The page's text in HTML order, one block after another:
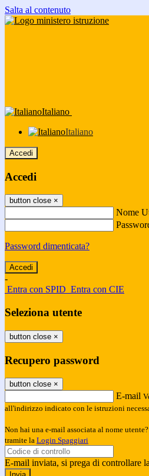
Salta al contenuto
Italiano
Italiano
Accedi
Accedi
button close ×
Nome
Password dimenticata?
-
Entra con SPID Entra con CIE
Seleziona utente
button close ×
Recupero password
button close ×
E-mail
all'indirizzo indicato con le istruzioni
Non hai una e-mail associata al nome
tramite la Login Spaggiari
E-mail inviata, si prega di controllare